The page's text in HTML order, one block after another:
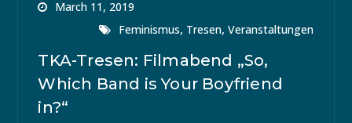
March 11, 2019
Feminismus, Tresen,Veranstaltungen
TKA-Tresen: Filmabend „So,
Which Band is Your Boyfriend
in?“